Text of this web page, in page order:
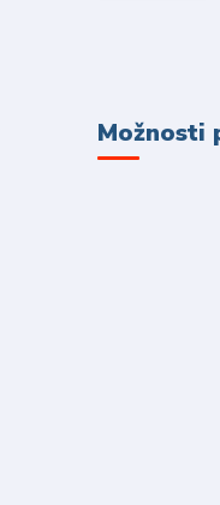
Možnosti